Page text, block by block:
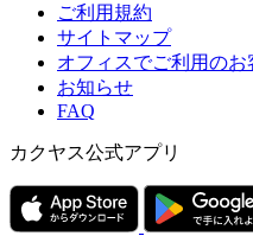
ご利用規約
サイトマップ
オフィスでご利用のお
お知らせ
FAQ
カクヤス公式アプリ